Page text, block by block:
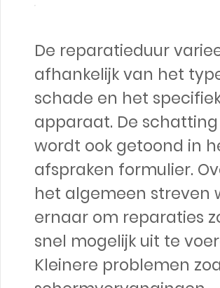
De reparatieduur
afhankelijk van het
schade en het
apparaat. De schatting
wordt ook getoond in
afspraken formulier.
het algemeen streven
ernaar om reparaties
snel mogelijk uit te
Kleinere problemen